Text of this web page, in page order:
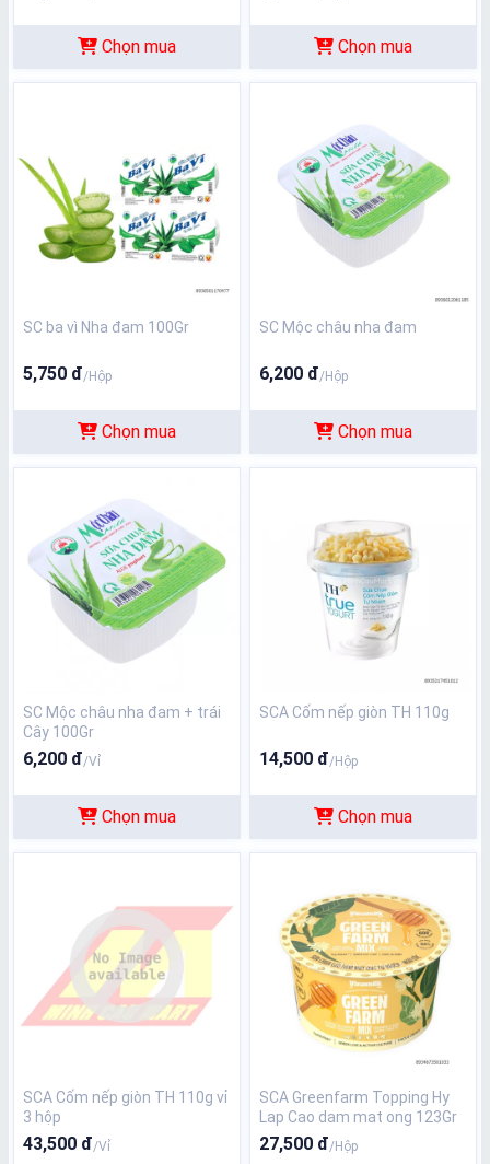
Chọn mua Chọn mua
SC ba vì Nha đam 100Gr
5,750 đ/Hộp
Chọn mua
SC Mộc châu nha đam
6,200 đ/Hộp
Chọn mua
SC Mộc châu nha đam + trái
Cây 100Gr
6,200 đ/Vỉ
Chọn mua
SCA Cốm nếp giòn TH 110g
14,500 đ/Hộp
Chọn mua
SCA Cốm nếp giòn TH 110g vỉ
3 hộp
43,500 đ/Vỉ
SCA Greenfarm Topping Hy
Lap Cao dam mat ong 123Gr
27,500 đ/Hộp